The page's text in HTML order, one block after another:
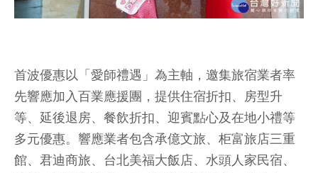
首波優惠以「愛師禮遇」為主軸，邀集旅宿業者率
先響應加入百業應援團，提供住宿折扣、房型升
等、延後退房、餐飲折扣、迎賓點心及在地小禮等
多元優惠。響應業者包含承億文旅、柜富旅店三重
館、君迪商旅、台北美福大飯店、水頭人家民宿、